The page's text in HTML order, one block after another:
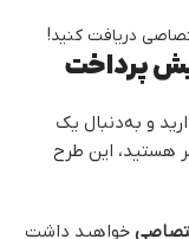
دریافت کنید!
و به‌دنبال یک
هستید، این طرح
خواهید داشت